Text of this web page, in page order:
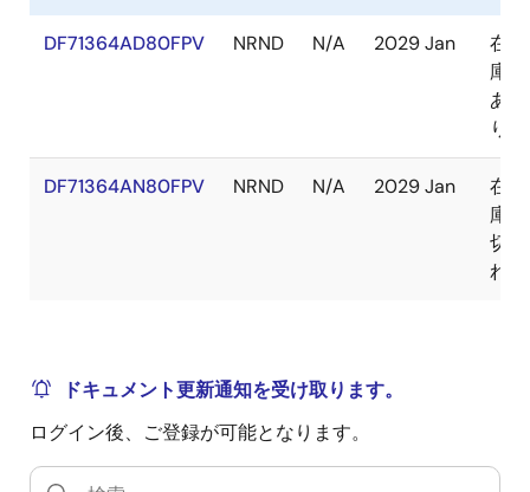
DF71364AD80FPV NRND N/A 2029 Jan
在
庫
あ
り
DF71364AN80FPV NRND N/A 2029 Jan
在
庫
切
れ
ドキュメント更新通知を受け取ります。
ログイン後、ご登録が可能となります。